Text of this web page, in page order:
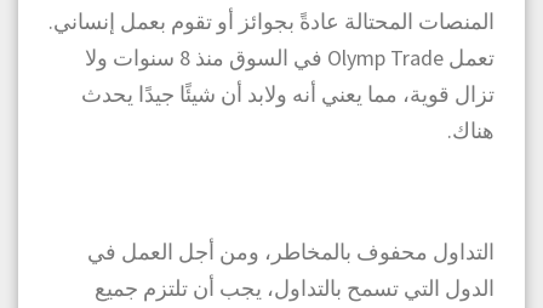
المنصات المحتالة عادةً بجوائز أو تقوم بعمل إنساني.
تعمل Olymp Trade في السوق منذ 8 سنوات ولا
تزال قوية، مما يعني أنه ولابد أن شيئًا جيدًا يحدث
هناك.
التداول محفوف بالمخاطر، ومن أجل العمل في
الدول التي تسمح بالتداول، يجب أن تلتزم جميع